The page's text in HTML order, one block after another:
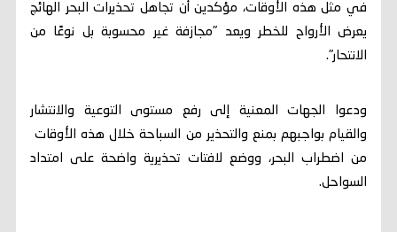
في مثل هذه الأوقات، مؤكدين أن تجاهل تحذيرات البحر الهائج
يعرض الأرواح للخطر ويعد "مجازفة غير محسوبة بل نوعًا من
الانتحار".
ودعوا الجهات المعنية إلى رفع مستوى التوعية والانتشار
والقيام بواجبهم بمنع والتحذير من السباحة خلال هذه الأوقات
من اضطراب البحر، ووضع لافتات تحذيرية واضحة على امتداد
السواحل.